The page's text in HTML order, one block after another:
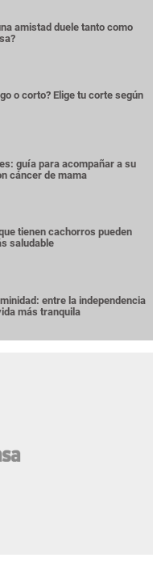
amistad duele tanto como
o corto? Elige tu corte según
guía para acompañar a su
cáncer de mama
tienen cachorros pueden
saludable
entre la independencia
más tranquila